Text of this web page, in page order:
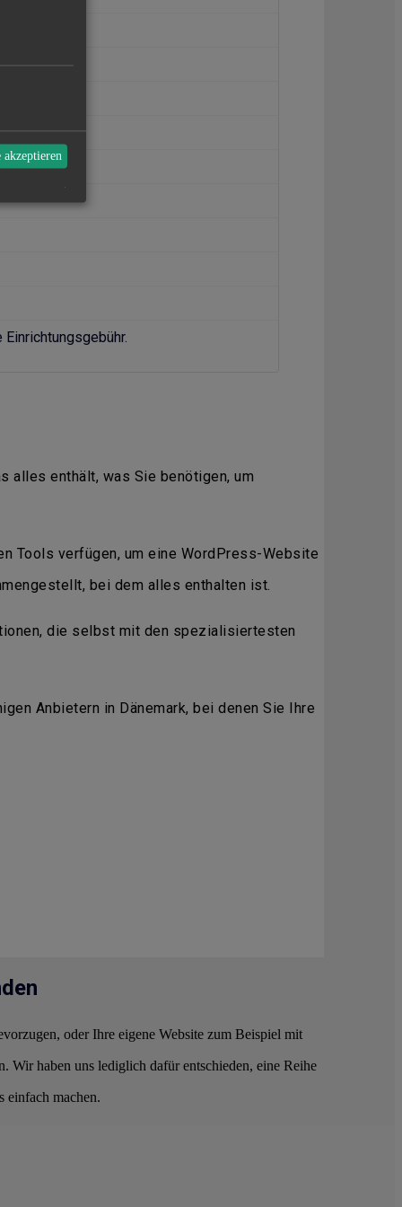
alles enthält, was Sie benötigen, um
Tools verfügen, um eine WordPress-Website
bei dem alles enthalten ist.
die selbst mit den spezialisiertesten
Anbietern in Dänemark, bei denen Sie Ihre
oder Ihre eigene Website zum Beispiel mit
haben uns lediglich dafür entschieden, eine Reihe
einfach machen.
.